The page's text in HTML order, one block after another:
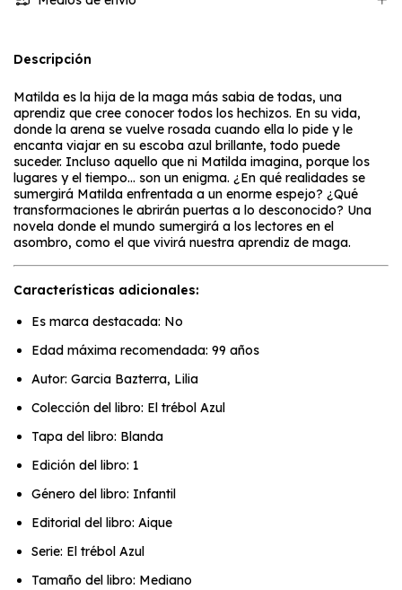
Descripción
Matilda es la hija de la maga más sabia de todas, una
aprendiz que cree conocer todos los hechizos. En su vida,
donde la arena se vuelve rosada cuando ella lo pide y le
encanta viajar en su escoba azul brillante, todo puede
suceder. Incluso aquello que ni Matilda imagina, porque los
lugares y el tiempo... son un enigma. ¿En qué realidades se
sumergirá Matilda enfrentada a un enorme espejo? ¿Qué
transformaciones le abrirán puertas a lo desconocido? Una
novela donde el mundo sumergirá a los lectores en el
asombro, como el que vivirá nuestra aprendiz de maga.
Características adicionales:
Es marca destacada: No
Edad máxima recomendada: 99 años
Autor: Garcia Bazterra, Lilia
Colección del libro: El trébol Azul
Tapa del libro: Blanda
Edición del libro: 1
Género del libro: Infantil
Editorial del libro: Aique
Serie: El trébol Azul
Tamaño del libro: Mediano